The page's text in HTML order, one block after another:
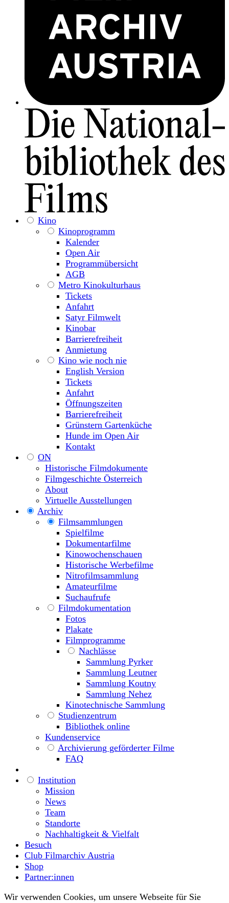
Kino
Kinoprogramm
Kalender
Open Air
Programmübersicht
AGB
Metro Kinokulturhaus
Tickets
Anfahrt
Satyr Filmwelt
Kinobar
Barrierefreiheit
Anmietung
Kino wie noch nie
English Version
Tickets
Anfahrt
Öffnungszeiten
Barrierefreiheit
Grünstern Gartenküche
Hunde im Open Air
Kontakt
ON
Historische Filmdokumente
Filmgeschichte Österreich
About
Virtuelle Ausstellungen
Archiv
Filmsammlungen
Spielfilme
Dokumentarfilme
Kinowochenschauen
Historische Werbefilme
Nitrofilmsammlung
Amateurfilme
Suchaufrufe
Filmdokumentation
Fotos
Plakate
Filmprogramme
Nachlässe
Sammlung Pyrker
Sammlung Leutner
Sammlung Koutny
Sammlung Nehez
Kinotechnische Sammlung
Studienzentrum
Bibliothek online
Kundenservice
Archivierung geförderter Filme
FAQ
Institution
Mission
News
Team
Standorte
Nachhaltigkeit & Vielfalt
Besuch
Club Filmarchiv Austria
Shop
Partner:innen
Wir verwenden Cookies, um unsere Webseite für Sie